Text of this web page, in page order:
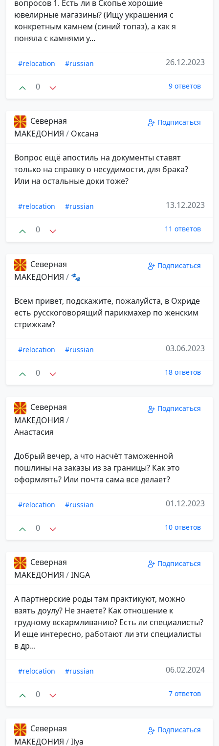
вопросов 1. Есть ли в Скопье хорошие
ювелирные магазины? (Ищу украшения с
конкретным камнем (синий топаз), а как я
поняла с камнями у...
#relocation #russian 26.12.2023
0 9 ответов
Северная
МАКЕДОНИЯ / Оксана
Подписаться
Вопрос ещё апостиль на документы ставят
только на справку о несудимости, для брака?
Или на остальные доки тоже?
#relocation #russian 13.12.2023
0 11 ответов
Северная
МАКЕДОНИЯ / 🐾
Подписаться
Всем привет, подскажите, пожалуйста, в Охриде
есть русскоговорящий парикмахер по женским
стрижкам?
#relocation #russian 03.06.2023
0 18 ответов
Северная
МАКЕДОНИЯ /
Анастасия
Подписаться
Добрый вечер, а что насчёт таможенной
пошлины на заказы из за границы? Как это
оформлять? Или почта сама все делает?
#relocation #russian 01.12.2023
0 10 ответов
Северная
МАКЕДОНИЯ /INGA
Подписаться
А партнерские роды там практикуют, можно
взять доулу? Не знаете? Как отношение к
грудному вскармливанию? Есть ли специалисты?
И еще интересно, работают ли эти специалисты
в др...
#relocation #russian 06.02.2024
0 7 ответов
Северная
МАКЕДОНИЯ /Ilya
Подписаться